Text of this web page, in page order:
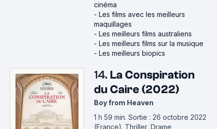
cinéma
- Les films avec les meilleurs
maquillages
- Les meilleurs films australiens
- Les meilleurs films sur la musique
- Les meilleurs biopics
14. La Conspiration
du Caire (2022)
Boy from Heaven
1 h 59 min. Sortie : 26 octobre 2022
(France). Thriller, Drame